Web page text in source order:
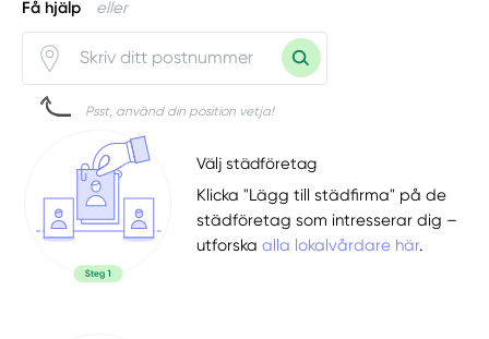
Få hjälp eller
Psst, använd din position vetja!
Välj städföretag
Klicka "Lägg till städfirma" på de
städföretag som intresserar dig –
utforskaalla lokalvårdare här.